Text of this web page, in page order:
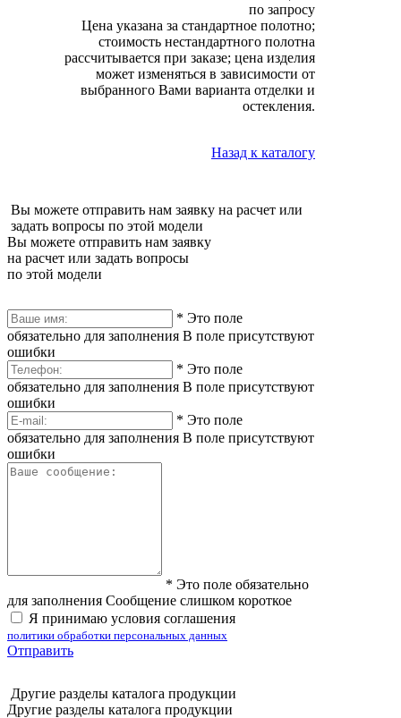
по запросу
Цена указана за стандартное полотно;
стоимость нестандартного полотна
рассчитывается при заказе; цена изделия
может изменяться в зависимости от
выбранного Вами варианта отделки и
остекления.
Назад к каталогу
Вы можете отправить нам заявку на расчет или
задать вопросы по этой модели
Вы можете отправить нам заявку
на расчет или задать вопросы
по этой модели
* Это поле
обязательно для заполнения В поле присутствуют
ошибки
* Это поле
обязательно для заполнения В поле присутствуют
ошибки
* Это поле
обязательно для заполнения В поле присутствуют
ошибки
* Это поле обязательно
для заполнения Сообщение слишком короткое
Я принимаю условия соглашения
политики обработки персональных данных
Отправить
Другие разделы каталога продукции
Другие разделы каталога продукции